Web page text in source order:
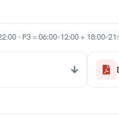
· P3 = 06:00–12:00 +